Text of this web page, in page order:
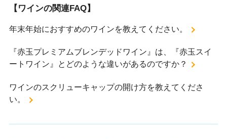
【ワインの関連FAQ】
年末年始におすすめのワインを教えてください。
『赤玉プレミアムブレンデッドワイン』は、『赤玉スイ
ートワイン』とどのような違いがあるのですか？
ワインのスクリューキャップの開け方を教えてくださ
い。